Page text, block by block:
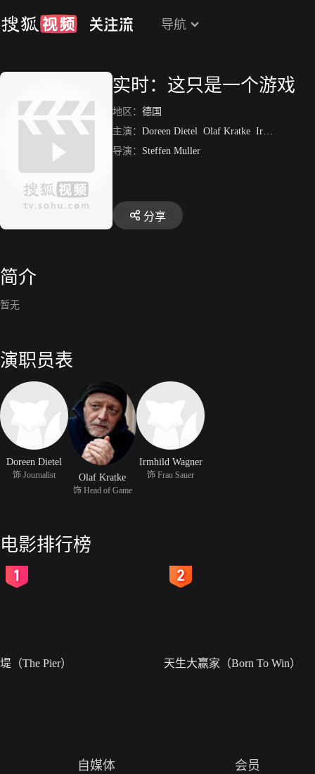
导航
实时：这只是一个游戏
地区： 德国
主演： Doreen Dietel Olaf Kratke Irmhild Wagner
导演： Steffen Muller
分享
简介
暂无
演职员表
Doreen Dietel
饰 Journalist Olaf Kratke
饰 Head of Game
Irmhild Wagner
饰 Frau Sauer
电影排行榜
堤（The Pier） 天生大赢家（Born To Win）
自媒体 会员